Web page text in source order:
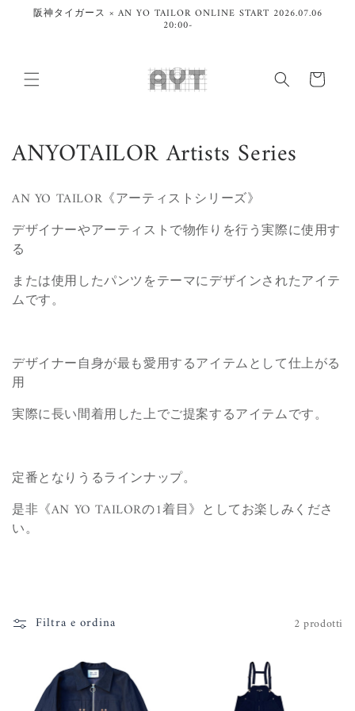
direttamente
阪神タイガース × AN YO TAILOR ONLINE START 2026.07.06
20:00-
Carrello
C
o
l
l
e
z
o
n
e
:
ANYOTAILOR Artists Series
AN YO TAILOR《アーティストシリーズ》
デザイナーやアーティストで物作りを行う実際に使用す
る
または使用したパンツをテーマにデザインされたアイテ
ムです。
デザイナー自身が最も愛用するアイテムとして仕上がる
用
実際に長い間着用した上でご提案するアイテムです。
定番となりうるラインナップ。
是非《AN YO TAILORの1着目》としてお楽しみくださ
い。
Filtra e ordina 2 prodotti